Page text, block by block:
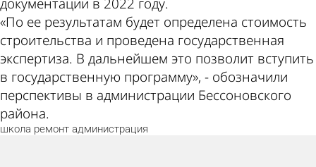
«По ее результатам будет определена стоимость
строительства и проведена государственная
экспертиза. В дальнейшем это позволит вступить
в государственную программу», - обозначили
перспективы в администрации Бессоновского
района.
школа ремонт администрация